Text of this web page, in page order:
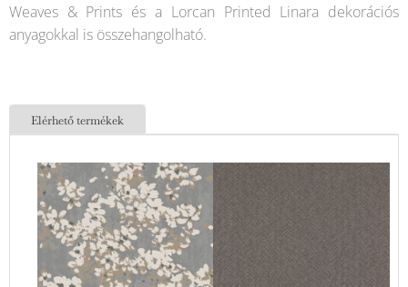
Weaves & Prints és a Lorcan Printed Linara dekorációs
anyagokkal is összehangolható.
Elérhető termékek